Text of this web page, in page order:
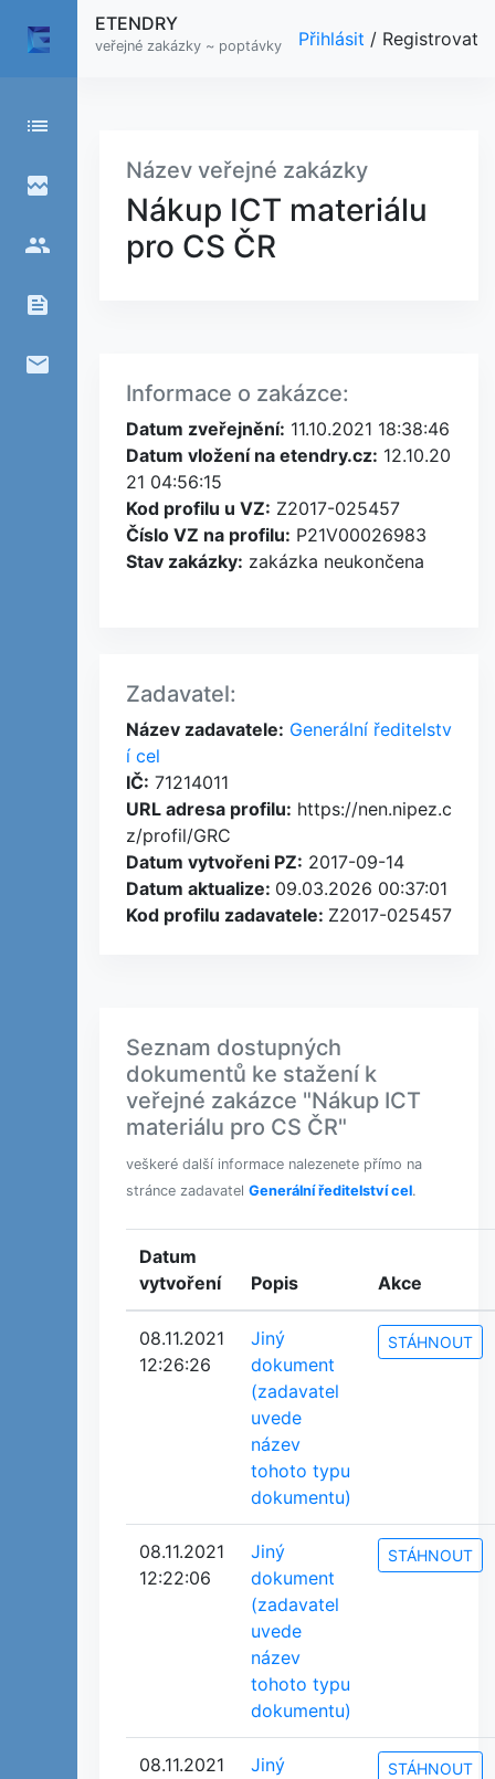
list
broken_image
people
feed
email
ETENDRY
veřejné zakázky ~ poptávky Přihlásit / Registrovat
Název veřejné zakázky
Nákup ICT materiálu
pro CS ČR
Informace o zakázce:
Datum zveřejnění: 11.10.2021 18:38:46
Datum vložení na etendry.cz: 12.10.20
21 04:56:15
Kod profilu u VZ: Z2017-025457
Číslo VZ na profilu: P21V00026983
Stav zakázky: zakázka neukončena
Zadavatel:
Název zadavatele: Generální ředitelstv
í cel
IČ: 71214011
URL adresa profilu: https://nen.nipez.c
z/profil/GRC
Datum vytvořeni PZ: 2017-09-14
Datum aktualize: 09.03.2026 00:37:01
Kod profilu zadavatele: Z2017-025457
Seznam dostupných
dokumentů ke stažení k
veřejné zakázce "Nákup ICT
materiálu pro CS ČR"
veškeré další informace nalezenete přímo na
stránce zadavatel Generální ředitelství cel.
Datum
vytvoření
Popis Akce
08.11.2021
12:26:26
Jiný
dokument
(zadavatel
uvede
název
tohoto typu
dokumentu)
STÁHNOUT
08.11.2021
12:22:06
Jiný
dokument
(zadavatel
uvede
název
tohoto typu
dokumentu)
STÁHNOUT
08.11.2021
Jiný
STÁHNOUT